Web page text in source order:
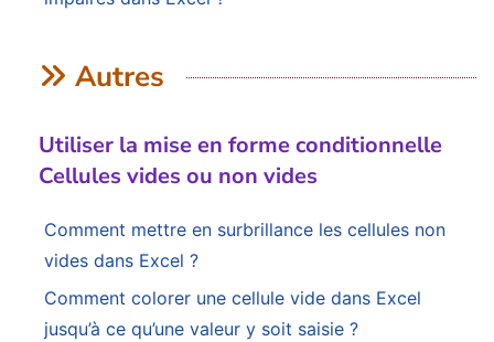
Autres
Utiliser la mise en forme conditionnelle
Cellules vides ou non vides
Comment mettre en surbrillance les cellules non
vides dans Excel ?
Comment colorer une cellule vide dans Excel
jusqu’à ce qu’une valeur y soit saisie ?